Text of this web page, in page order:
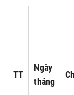
TT
Ngày
tháng